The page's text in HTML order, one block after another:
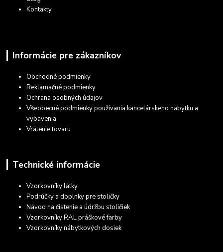
Kontakty
Informácie pre zákazníkov
Obchodné podmienky
Reklamačné podmienky
Ochrana osobných údajov
Všeobecné podmienky používania kancelárskeho nábytku a
vybavenia
Vrátenie tovaru
Technické informácie
Vzorkovníky látky
Podrúčky a doplnky pre stoličky
Návod na čistenie a údržbu stoličiek
Vzorkovníky RAL práškové farby
Vzorkovníky nábytkových dosiek